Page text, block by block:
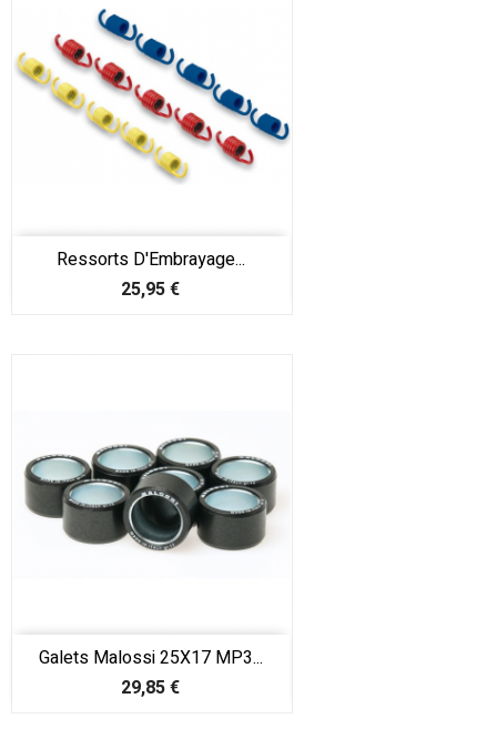
Ressorts D'Embrayage...
Prix
25,95 €
Galets Malossi 25X17 MP3...
Prix
29,85 €